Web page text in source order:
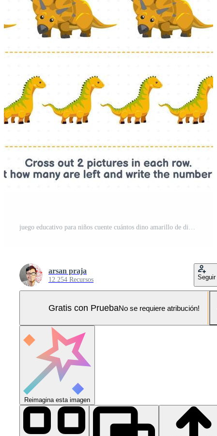
juego educativo para niños cuente cuántos dino amarillo de dibujos animados lindo y escriba el número en el cuadro hoja de trabajo de dinosaurio prehistórico imprimible Pro Vector y Pro SVG
arsan praja
12.254 Recursos Seguir
Gratis con PruebaNo se requiere atribución!
Reimagina esta imagen